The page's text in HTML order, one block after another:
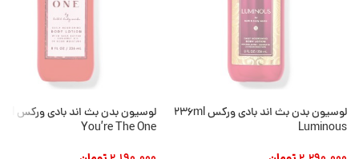
لوسیون بدن بث اند بادی ورکس 236ml
Luminous
You’re The One